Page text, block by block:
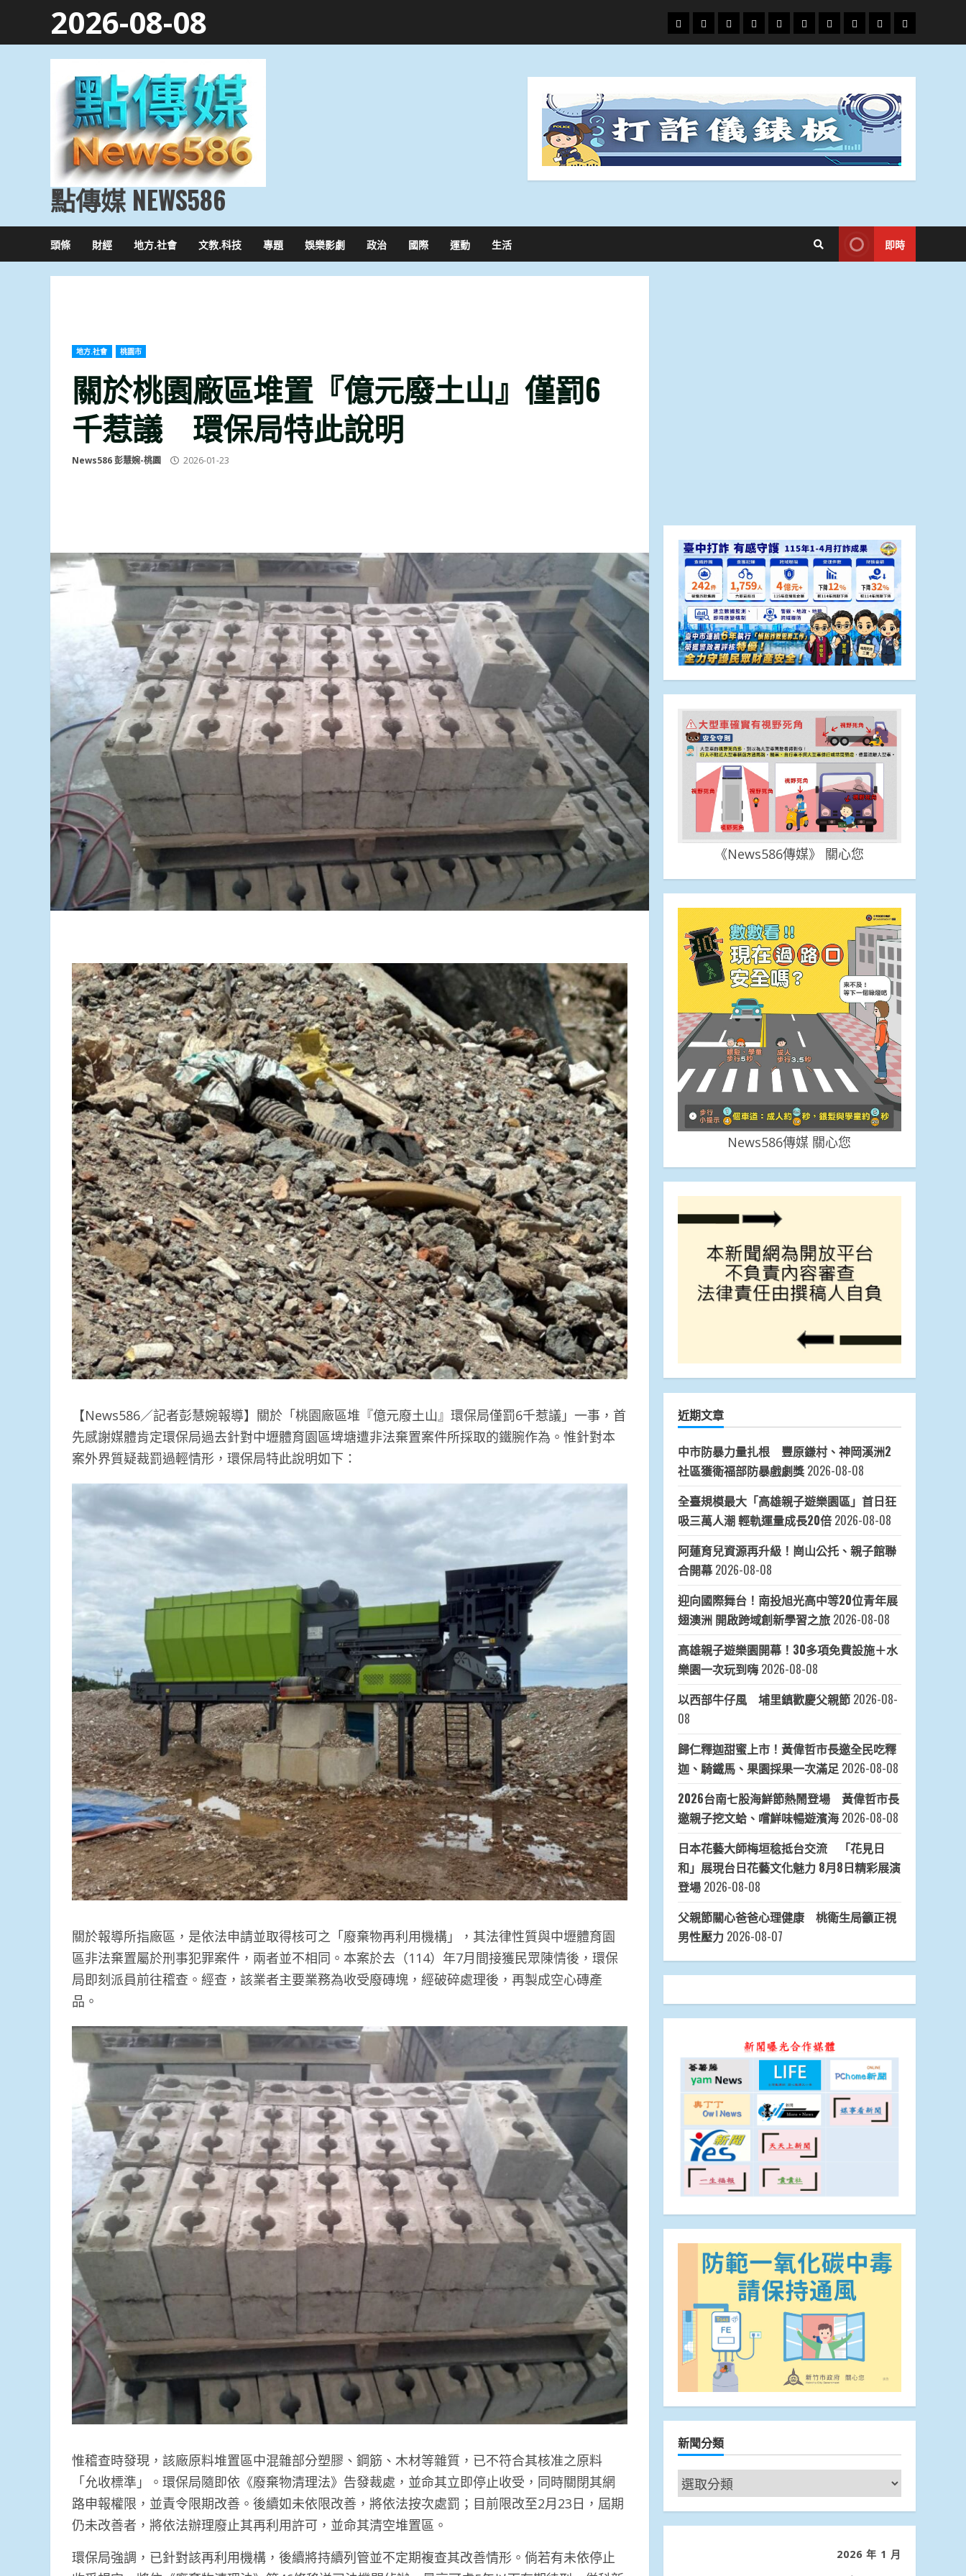
2026-08-08
頭
條
財
經
地
方.
文
教.
專
題
娛
樂
政
治
國
際
運
動
生
活
點傳媒 NEWS586
頭條 財經 地方.社會 文教.科技 專題 娛樂影劇 政治 國際 運動 生活 即時
地方.社會 桃園市
關於桃園廠區堆置『億元廢土山』僅罰6
千惹議 環保局特此說明
News586 彭慧婉-桃園 2026-01-23
【News586／記者彭慧婉報導】關於「桃園廠區堆『億元廢土山』環保局僅罰6千惹議」一事，首
先感謝媒體肯定環保局過去針對中壢體育園區埤塘遭非法棄置案件所採取的鐵腕作為。惟針對本
案外界質疑裁罰過輕情形，環保局特此說明如下：
關於報導所指廠區，是依法申請並取得核可之「廢棄物再利用機構」，其法律性質與中壢體育園
區非法棄置屬於刑事犯罪案件，兩者並不相同。本案於去（114）年7月間接獲民眾陳情後，環保
局即刻派員前往稽查。經查，該業者主要業務為收受廢磚塊，經破碎處理後，再製成空心磚產
品。
惟稽查時發現，該廠原料堆置區中混雜部分塑膠、鋼筋、木材等雜質，已不符合其核准之原料
「允收標準」。環保局隨即依《廢棄物清理法》告發裁處，並命其立即停止收受，同時關閉其網
路申報權限，並責令限期改善。後續如未依限改善，將依法按次處罰；目前限改至2月23日，屆期
仍未改善者，將依法辦理廢止其再利用許可，並命其清空堆置區。
環保局強調，已針對該再利用機構，後續將持續列管並不定期複查其改善情形。倘若有未依停止
《News586傳媒》 關心您
News586傳媒 關心您
近期文章
中市防暴力量扎根 豐原鎌村、神岡溪洲2
社區獲衛福部防暴戲劇獎 2026-08-08
全臺規模最大「高雄親子遊樂園區」首日狂
吸三萬人潮 輕軌運量成長20倍 2026-08-08
阿蓮育兒資源再升級！崗山公托、親子館聯
合開幕 2026-08-08
迎向國際舞台！南投旭光高中等20位青年展
翅澳洲 開啟跨域創新學習之旅 2026-08-08
高雄親子遊樂園開幕！30多項免費設施＋水
樂園一次玩到嗨 2026-08-08
以西部牛仔風 埔里鎮歡慶父親節 2026-08-
08
歸仁釋迦甜蜜上市！黃偉哲市長邀全民吃釋
迦、騎鐵馬、果園採果一次滿足 2026-08-08
2026台南七股海鮮節熱鬧登場 黃偉哲市長
邀親子挖文蛤、嚐鮮味暢遊濱海 2026-08-08
日本花藝大師梅垣稔抵台交流 「花見日
和」展現台日花藝文化魅力 8月8日精彩展演
登場 2026-08-08
父親節關心爸爸心理健康 桃衛生局籲正視
男性壓力 2026-08-07
新聞分類
新
聞
分
2026 年 1 月